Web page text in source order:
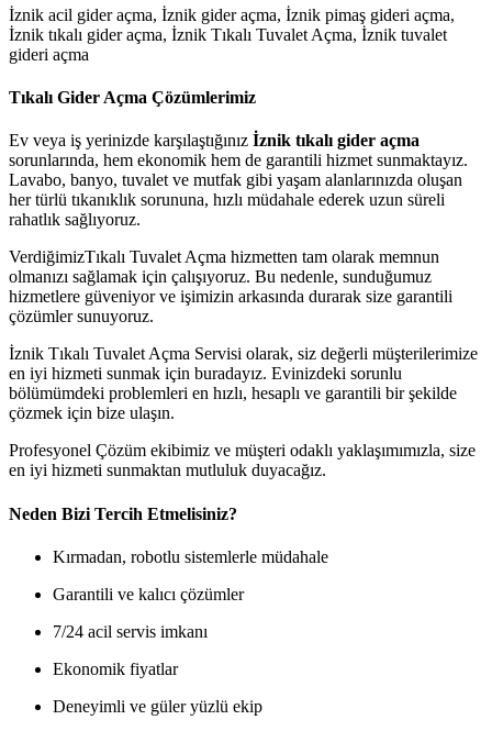
İznik acil gider açma, İznik gider açma, İznik pimaş gideri açma,
İznik tıkalı gider açma, İznik Tıkalı Tuvalet Açma, İznik tuvalet
gideri açma
Tıkalı Gider Açma Çözümlerimiz
Ev veya iş yerinizde karşılaştığınız İznik tıkalı gider açma
sorunlarında, hem ekonomik hem de garantili hizmet sunmaktayız.
Lavabo, banyo, tuvalet ve mutfak gibi yaşam alanlarınızda oluşan
her türlü tıkanıklık sorununa, hızlı müdahale ederek uzun süreli
rahatlık sağlıyoruz.
VerdiğimizTıkalı Tuvalet Açma hizmetten tam olarak memnun
olmanızı sağlamak için çalışıyoruz. Bu nedenle, sunduğumuz
hizmetlere güveniyor ve işimizin arkasında durarak size garantili
çözümler sunuyoruz.
İznik Tıkalı Tuvalet Açma Servisi olarak, siz değerli müşterilerimize
en iyi hizmeti sunmak için buradayız. Evinizdeki sorunlu
bölümümdeki problemleri en hızlı, hesaplı ve garantili bir şekilde
çözmek için bize ulaşın.
Profesyonel Çözüm ekibimiz ve müşteri odaklı yaklaşımımızla, size
en iyi hizmeti sunmaktan mutluluk duyacağız.
Neden Bizi Tercih Etmelisiniz?
Kırmadan, robotlu sistemlerle müdahale
Garantili ve kalıcı çözümler
7/24 acil servis imkanı
Ekonomik fiyatlar
Deneyimli ve güler yüzlü ekip